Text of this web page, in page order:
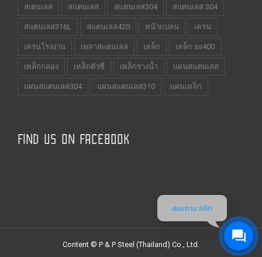
สเตนเลส สแตนเลส สแตนเลส304 สแตนเลส 304
สแตนเลส316L สแตนเลส420 หน้าแปลน เครน
เครนโรงงาน เพลาสแตนเลส เหล็ก เหล็ก ss400
เหล็กกล่อง เหล็กตัวซี เหล็กรางน้ำ แผ่นสแตนเลส
แผ่นสแตนเลส304 แผ่นสแตนเลส310 แผ่นเหล็ก
FIND US ON FACEBOOK
Content © P & P Steel (Thailand) Co., Ltd.
สอบถาม คลิก